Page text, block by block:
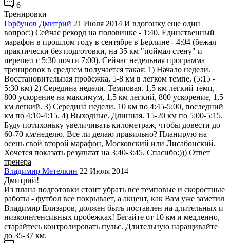
6
Тренировки
Горбунов Дмитрий 21 Июля 2014 И вдогонку еще один
вопрос:) Сейчас рекорд на половинке - 1:40. Единственный
марафон в прошлом году в сентябре в Берлине - 4:04 (бежал
практически без подготовки, на 35 км "поймал стену" и
перешел с 5:30 почти 7:00). Сейчас недельная программа
тренировок в среднем получается такая: 1) Начало недели.
Восстановительная пробежка, 5-8 км в легком темпе. (5:15 -
5:30 км) 2) Середина недели. Темповая. 1,5 км легкий темп,
800 ускорение на максимум, 1,5 км легкий, 800 ускорение, 1,5
км легкий. 3) Середина недели. 10 км по 4:45-5:00, последний
км по 4:10-4:15. 4) Выходные. Длинная. 15-20 км по 5:00-5:15.
Буду потихоньку увеличивать километраж, чтобы довести до
60-70 км/неделю. Все ли делаю правильно? Планирую на
осень свой второй марафон, Московский или Лисабонский.
Хочется показать результат на 3:40-3:45. Спасибо:))) Ответ
тренера
Владимир Метелкин 22 Июля 2014
Дмитрий!
Из плана подготовки стоит убрать все темповые и скоростные
работы - футбол все покрывает, а акцент, как Вам уже заметил
Владимир Елизаров, должен быть поставлен на длительных и
низкоинтенсивных пробежках! Бегайте от 10 км и медленно,
старайтесь контролировать пульс. Длительную наращивайте
до 35-37 км.